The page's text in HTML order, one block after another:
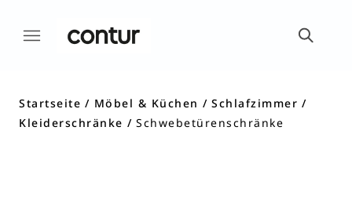
Startseite Möbel & Küchen
Schlafzimmer
Kleiderschränke
Schwebetürenschränke